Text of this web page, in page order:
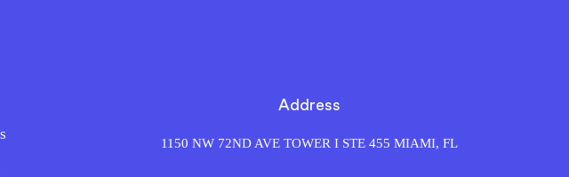
Address
1150 NW 72ND AVE TOWER I STE 455 MIAMI, FL